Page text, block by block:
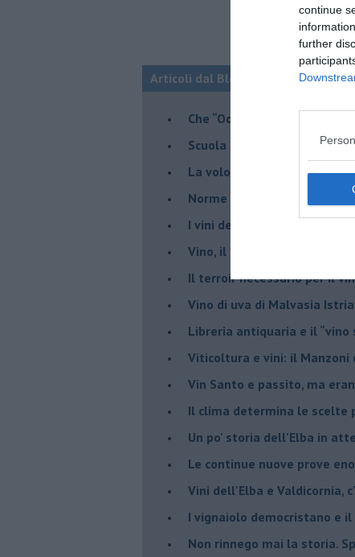
continue
further
Articoli dal Blog “Vignaioli e vini”
​Che “Odissea sia”
Scuola di vita e creatività
​La volontà di essere “primi”
Norme viticole e enologiche
​I vini della Maremma si
Vino, il clima ci mette alle
Il terroir necessario per il
​Vino di uva di Malvasia
​Libreria antiquaria e il “vino
​Viticoltura e vini: il Manzoni
​Vin Santo e passito, ma
Il clima determina le scelte
Un po' storia dell'Elba in
Le continue nuove prove
Vini dell'Elba e Valdicornia,
​I vignaiolo democristano e
​Non rinnego mai la storia.